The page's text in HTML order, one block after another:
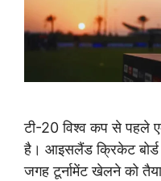
टी-20 विश्व कप से
है। आइसलैंड क्रिकेट
जगह टूर्नामेंट खेलने को